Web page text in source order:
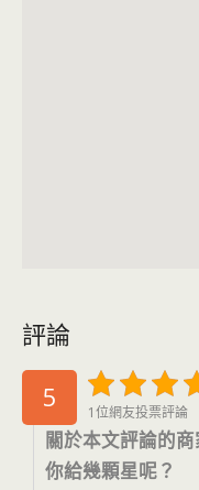
評論
5 1位網友投票評論
關於本文評論的
你給幾顆星呢？